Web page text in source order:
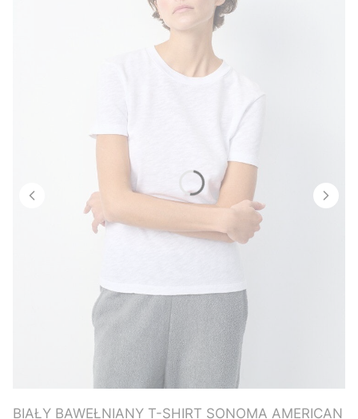
BIAŁY BAWEŁNIANY T-SHIRT SONOMA AMERICAN